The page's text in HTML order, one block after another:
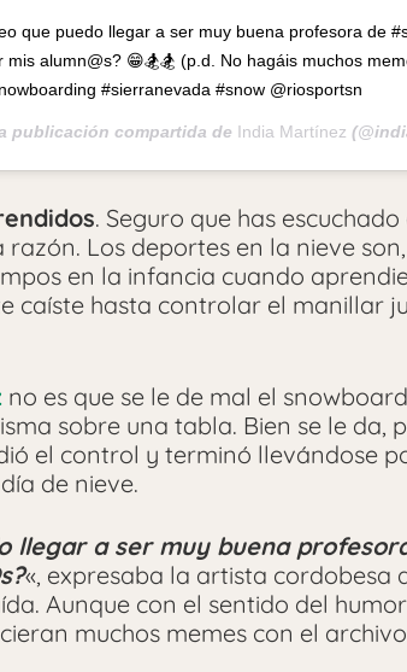
que puedo llegar a ser muy buena profesora de
mis alumn@s? 😁🏂🏂 (p.d. No hagáis muchos
#sierranevada #snow @riosportsn
publicación compartida de India Martínez
. Seguro que has
Los deportes en la nieve
en la infancia cuando
caíste hasta controlar el manillar
no es que se le de mal el
sobre una tabla. Bien se le da,
el control y terminó llevándose
de nieve.
llegar a ser muy buena
«, expresaba la artista cordobesa
Aunque con el sentido del
muchos memes con el